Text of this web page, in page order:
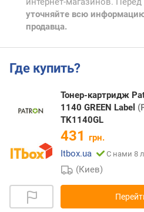
уточняйте всю
продавца.
Где купить?
Тонер-картридж
1140 GREEN Label
TK1140GL
431 грн.
Itbox.ua
С нами 8
(Киев)